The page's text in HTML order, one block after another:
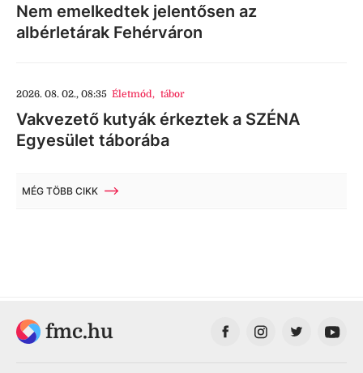
Nem emelkedtek jelentősen az
albérletárak Fehérváron
2026. 08. 02., 08:35 Életmód, tábor
Vakvezető kutyák érkeztek a SZÉNA
Egyesület táborába
MÉG TÖBB CIKK
fmc.hu